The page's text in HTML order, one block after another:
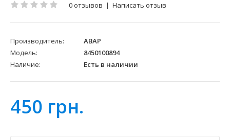
0 отзывов | Написать отзыв
Производитель:
АВАР
Модель:
8450100894
Наличие:
Есть в наличии
450 грн.